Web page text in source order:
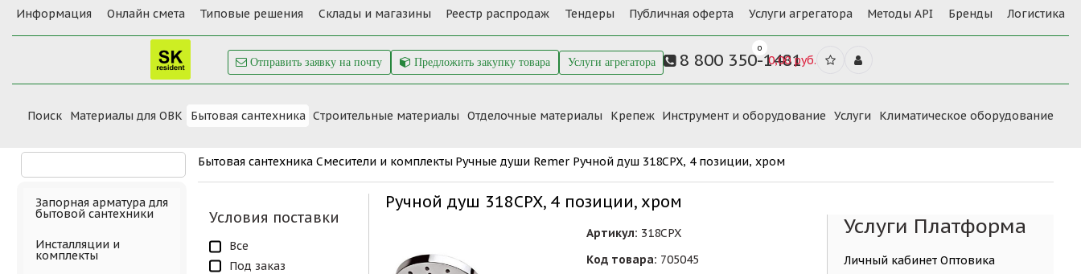
Информация Онлайн смета Типовые решения Склады и магазины Реестр распродаж Тендеры Публичная оферта Услуги агрегатора Методы API Бренды Логистика
Отправить заявку на почту Предложить закупку товара Услуги агрегатора 8 800 350-1481
0
0,00 руб.
Поиск Материалы для ОВК Бытовая сантехника Cтроительные материалы Отделочные материалы Крепеж Инструмент и оборудование Услуги Климатическое оборудование
Бытовая сантехника Смесители и комплекты Ручные души Remer Ручной душ 318CPX, 4 позиции, хром
Условия поставки
Все
Под заказ
Ручной душ 318CPX, 4 позиции, хром
Артикул: 318CPX
Код товара: 705045
Услуги Платформа
Личный кабинет Оптовика
Запорная арматура для
бытовой сантехники
Инсталляции и
комплекты